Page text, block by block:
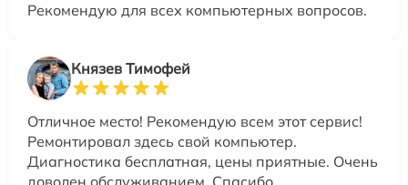
Рекомендую для всех компьютерных вопросов.
Князев Тимофей
Отличное место! Рекомендую всем этот сервис!
Ремонтировал здесь свой компьютер.
Диагностика бесплатная, цены приятные. Очень
доволен обслуживанием. Спасибо.